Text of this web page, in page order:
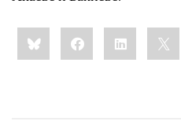
Share
this:BlueskyFacebookLinkedIn